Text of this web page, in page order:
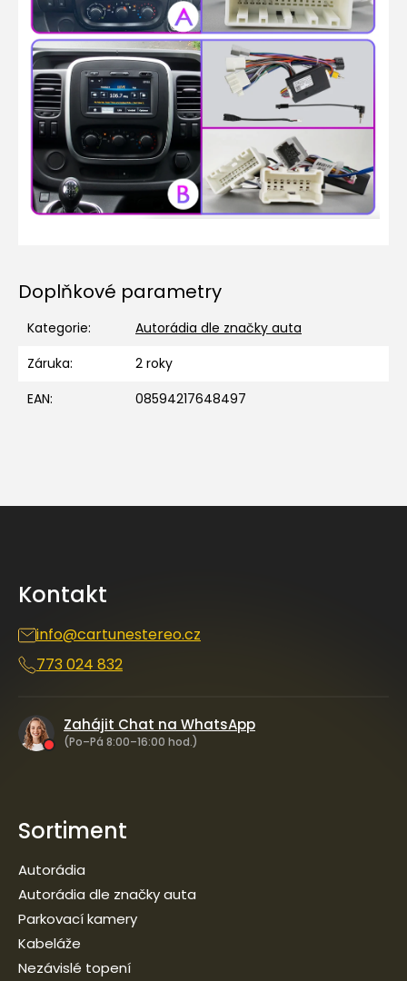
Doplňkové parametry
Kategorie:
Autorádia dle značky auta
Záruka:
2 roky
EAN: 08594217648497
Z
Kontakt
info@cartunestereo.cz
773 024 832
Zahájit Chat na WhatsApp
(Po–Pá 8:00–16:00 hod.)
Sortiment
Autorádia
Autorádia dle značky auta
Parkovací kamery
Kabeláže
Nezávislé topení